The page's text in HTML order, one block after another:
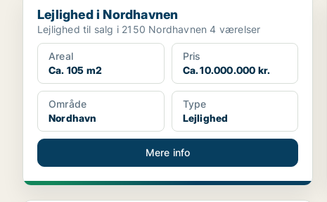
Lejlighed i Nordhavnen
Lejlighed til salg i 2150 Nordhavnen 4 værelser
Areal
Ca. 105 m2
Pris
Ca. 10.000.000 kr.
Område
Nordhavn
Type
Lejlighed
Mere info